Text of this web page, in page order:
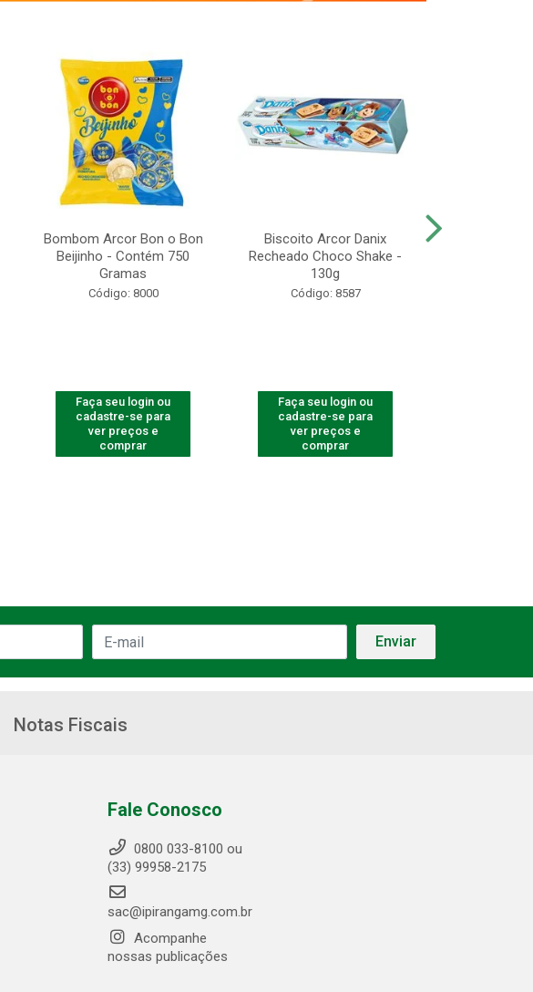
Bombom Arcor Bon o Bon
Beijinho - Contém 750
Gramas
Código: 8000
Faça seu login ou
cadastre-se para
ver preços e
comprar
Biscoito Arcor Danix
Recheado Choco Shake -
130g
Código: 8587
Faça seu login ou
cadastre-se para
ver preços e
comprar
Notas Fiscais
Fale Conosco
0800 033-8100 ou
(33) 99958-2175
sac@ipirangamg.com.br
Acompanhe
nossas publicações